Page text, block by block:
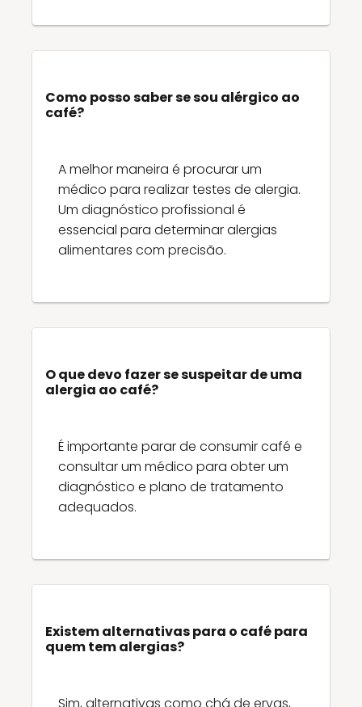
Como posso saber se sou alérgico ao
café?
A melhor maneira é procurar um
médico para realizar testes de alergia.
Um diagnóstico profissional é
essencial para determinar alergias
alimentares com precisão.
O que devo fazer se suspeitar de uma
alergia ao café?
É importante parar de consumir café e
consultar um médico para obter um
diagnóstico e plano de tratamento
adequados.
Existem alternativas para o café para
quem tem alergias?